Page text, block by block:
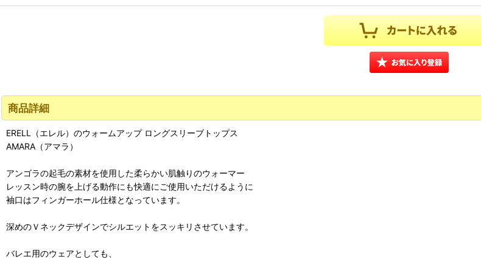
商品詳細
ERELL（エレル）のウォームアップ ロングスリーブトップス
AMARA（アマラ）
アンゴラの起毛の素材を使用した柔らかい肌触りのウォーマー
レッスン時の腕を上げる動作にも快適にご使用いただけるように
袖口はフィンガーホール仕様となっています。
深めのＶネックデザインでシルエットをスッキリさせています。
バレエ用のウェアとしても、